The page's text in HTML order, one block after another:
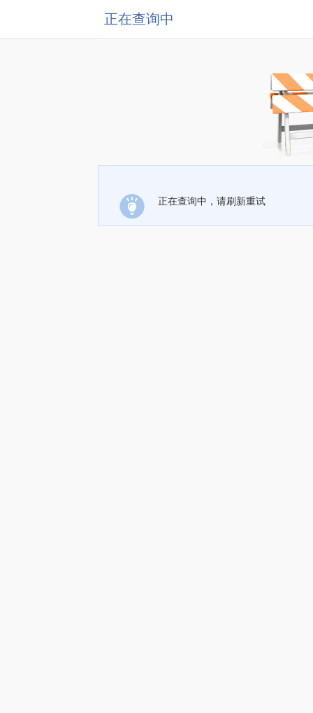
正在查询中
正在查询中，请刷新重试